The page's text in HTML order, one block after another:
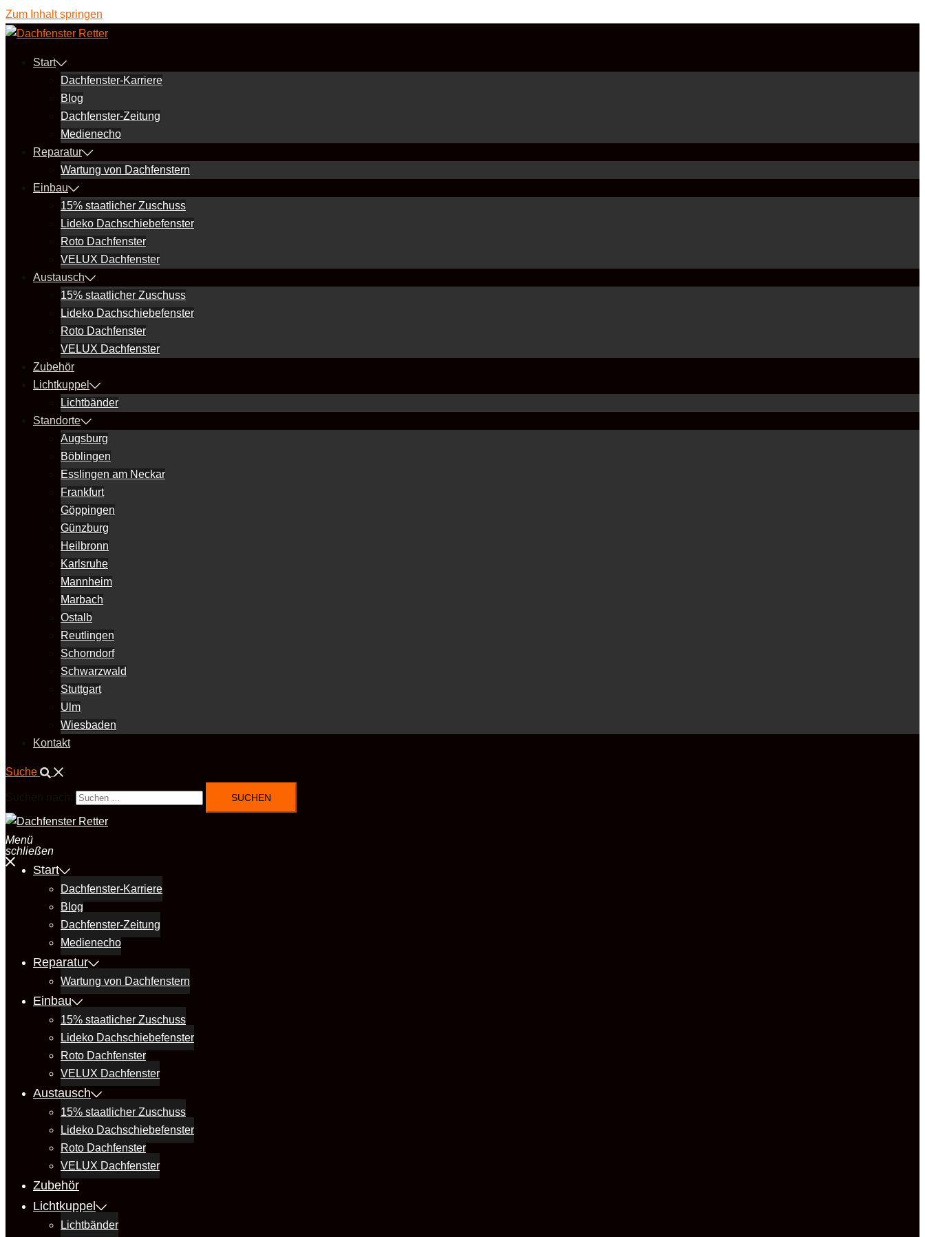
Zum Inhalt springen
Start
Dachfenster-Karriere
Blog
Dachfenster-Zeitung
Medienecho
Reparatur
Wartung von Dachfenstern
Einbau
15% staatlicher Zuschuss
Lideko Dachschiebefenster
Roto Dachfenster
VELUX Dachfenster
Austausch
15% staatlicher Zuschuss
Lideko Dachschiebefenster
Roto Dachfenster
VELUX Dachfenster
Zubehör
Lichtkuppel
Lichtbänder
Standorte
Augsburg
Böblingen
Esslingen am Neckar
Frankfurt
Göppingen
Günzburg
Heilbronn
Karlsruhe
Mannheim
Marbach
Ostalb
Reutlingen
Schorndorf
Schwarzwald
Stuttgart
Ulm
Wiesbaden
Kontakt
Suche
Menü
schließen
Start
Dachfenster-Karriere
Blog
Dachfenster-Zeitung
Medienecho
Reparatur
Wartung von Dachfenstern
Einbau
15% staatlicher Zuschuss
Lideko Dachschiebefenster
Roto Dachfenster
VELUX Dachfenster
Austausch
15% staatlicher Zuschuss
Lideko Dachschiebefenster
Roto Dachfenster
VELUX Dachfenster
Zubehör
Lichtkuppel
Lichtbänder